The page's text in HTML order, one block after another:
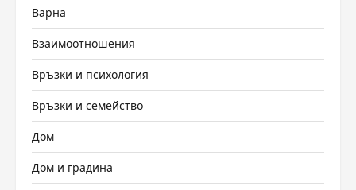
Варна
Взаимоотношения
Връзки и психология
Връзки и семейство
Дом
Дом и градина